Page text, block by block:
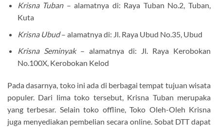
Krisna Tuban– alamatnya di: Raya Tuban No.2, Tuban,
Kuta
Krisna Ubud– alamatnya di: Jl. Raya Ubud No.35, Ubud
Krisna Seminyak– alamatnya di: Jl. Raya Kerobokan
No.100X, Kerobokan Kelod
Pada dasarnya, toko ini ada di berbagai tempat tujuan wisata
populer. Dari lima toko tersebut, Krisna Tuban merupaka
yang terbesar. Selain toko offline, Toko Oleh-Oleh Krisna
juga menyediakan pembelian secara online. Sobat DTT dapat